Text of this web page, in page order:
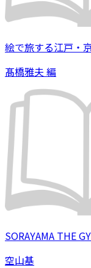
絵で旅する江戸・
髙橋雅夫 編
SORAYAMA THE
空山基